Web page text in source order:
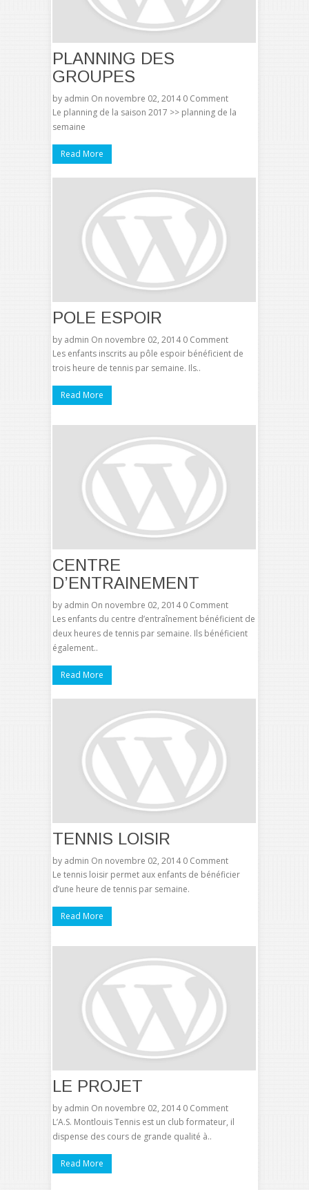
PLANNING DES
GROUPES
by admin On novembre 02, 2014 0 Comment
Le planning de la saison 2017 >> planning de la
semaine
Read More
POLE ESPOIR
by admin On novembre 02, 2014 0 Comment
Les enfants inscrits au pôle espoir bénéficient de
trois heure de tennis par semaine. Ils..
Read More
CENTRE
D’ENTRAINEMENT
by admin On novembre 02, 2014 0 Comment
Les enfants du centre d’entraînement bénéficient de
deux heures de tennis par semaine. Ils bénéficient
également..
Read More
TENNIS LOISIR
by admin On novembre 02, 2014 0 Comment
Le tennis loisir permet aux enfants de bénéficier
d’une heure de tennis par semaine.
Read More
LE PROJET
by admin On novembre 02, 2014 0 Comment
L’A.S. Montlouis Tennis est un club formateur, il
dispense des cours de grande qualité à..
Read More